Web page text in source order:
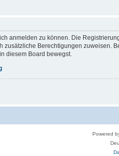
anmelden zu können. Die
zusätzliche Berechtigungen zuweisen.
diesem Board bewegst.
Powered